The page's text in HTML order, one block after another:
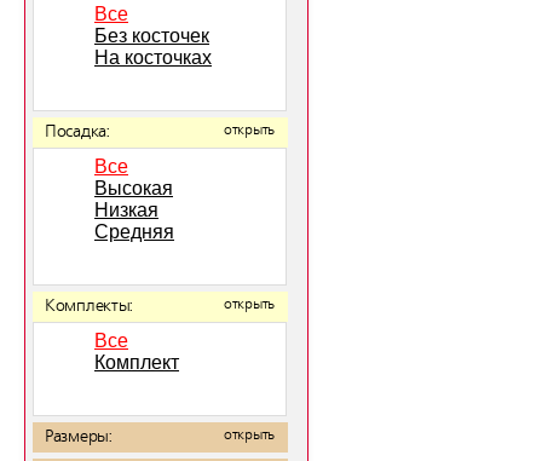
Все
Без косточек
На косточках
Посадка: открыть
Все
Высокая
Низкая
Средняя
Комплекты: открыть
Все
Комплект
Размеры: открыть